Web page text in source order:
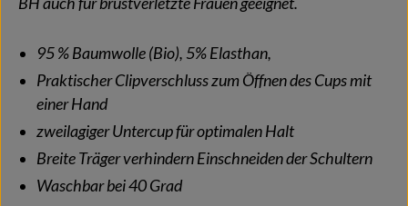
95 % Baumwolle (Bio), 5% Elasthan,
Praktischer Clipverschluss zum Öffnen des Cups mit
einer Hand
zweilagiger Untercup für optimalen Halt
Breite Träger verhindern Einschneiden der Schultern
Waschbar bei 40 Grad